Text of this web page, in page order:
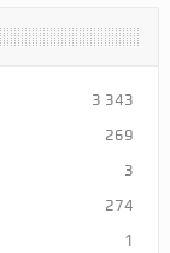
3 343
269
3
274
1